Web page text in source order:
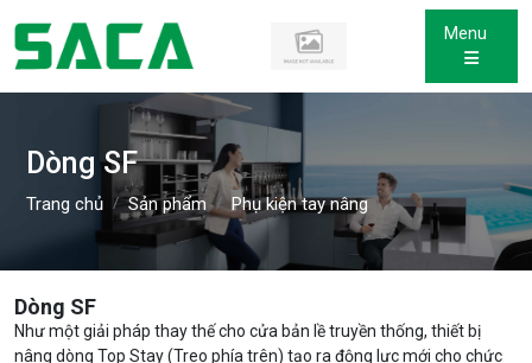
Menu
Dòng SF
Trang chủ Sản phẩm Phụ kiện tay nâng
Dòng SF
Như một giải pháp thay thế cho cửa bản lề truyền thống, thiết bị
nâng dòng Top Stay (Treo phía trên) tạo ra động lực mới cho chức